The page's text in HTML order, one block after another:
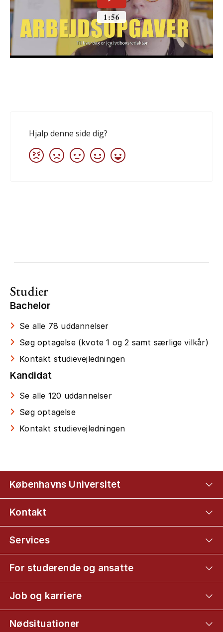
Studier
Bachelor
Se alle 78 uddannelser
Søg optagelse (kvote 1 og 2 samt særlige vilkår)
Kontakt studievejledningen
Kandidat
Se alle 120 uddannelser
Søg optagelse
Kontakt studievejledningen
Københavns Universitet
Kontakt
Services
For studerende og ansatte
Job og karriere
Nødsituationer